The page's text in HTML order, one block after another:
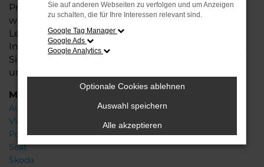
Profitieren Sie von unseren zusätzlichenServices
wie attraktiven Finanzierungsmöglichkeiten,
Leasingangeboten und der bequemen
Inzahlungnahme Ihres alten Fahrzeugs. Besuchen
Sie uns und überzeugen Sie sich von der Qualität
und dem Service, den wir Ihnen bieten!
Marken
Audi
VW
Porsche
Seat
Škoda
Sie auf anderen Webseiten zu verfolgen und um Anzeigen
zu schalten, die für Ihre Interessen relevant sind.
Google Tag Manager
Google Ads
Google Analytics
Optionale Cookies ablehnen
Auswahl speichern
Alle akzeptieren